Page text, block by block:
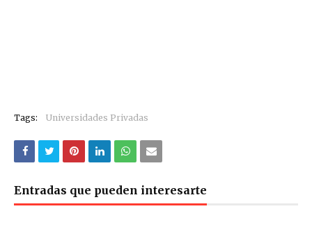
Tags: Universidades Privadas
Entradas que pueden interesarte